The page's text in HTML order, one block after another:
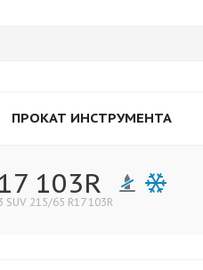
ПРОКАТ ИНСТРУМЕНТА
103R
215/65 R17 103R